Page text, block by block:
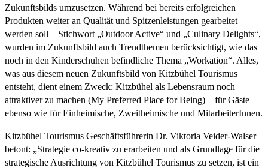
Zukunftsbilds umzusetzen. Während bei bereits erfolgreichen
Produkten weiter an Qualität und Spitzenleistungen gearbeitet
werden soll – Stichwort „Outdoor Active“ und „Culinary Delights“,
wurden im Zukunftsbild auch Trendthemen berücksichtigt, wie das
noch in den Kinderschuhen befindliche Thema „Workation“. Alles,
was aus diesem neuen Zukunftsbild von Kitzbühel Tourismus
entsteht, dient einem Zweck: Kitzbühel als Lebensraum noch
attraktiver zu machen (My Preferred Place for Being) – für Gäste
ebenso wie für Einheimische, Zweitheimische und MitarbeiterInnen.
Kitzbühel Tourismus Geschäftsführerin Dr. Viktoria Veider-Walser
betont: „Strategie co-kreativ zu erarbeiten und als Grundlage für die
strategische Ausrichtung von Kitzbühel Tourismus zu setzen, ist ein